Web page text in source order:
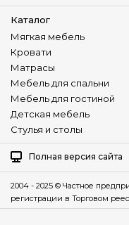
Каталог
Мягкая мебель
Кровати
Матрасы
Мебель для спальни
Мебель для гостиной
Детская мебель
Стулья и столы
Полная версия сайта
2004 - 2025 © Частное
регистрации в Торговом